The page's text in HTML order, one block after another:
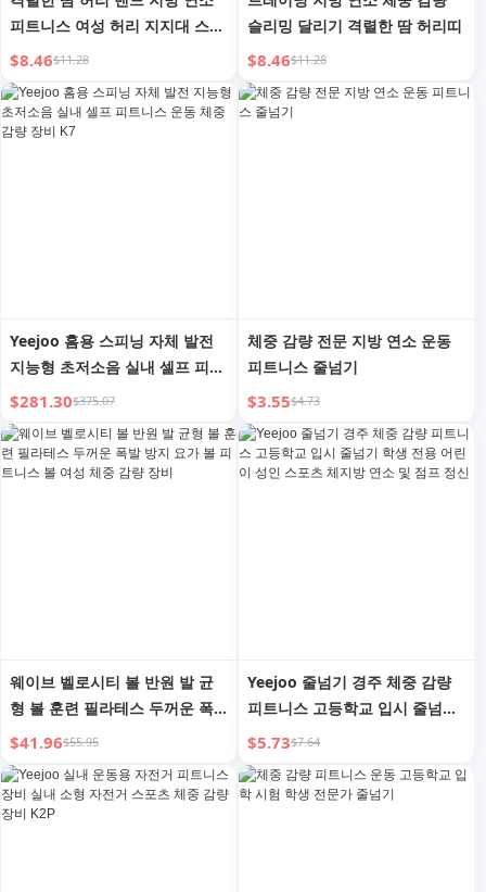
피트니스 여성 허리 지지대 스포
츠 훈련 복부 수축 체중 감량 특
별 스쿼트 날씬한 복부
$8.46$11.28
슬리밍 달리기 격렬한 땀 허리띠
$8.46$11.28
Yeejoo 홈용 스피닝 자체 발전
지능형 초저소음 실내 셀프 피트
니스 운동 체중 감량 장비 K7
$281.30$375.07
체중 감량 전문 지방 연소 운동
피트니스 줄넘기
$3.55$4.73
웨이브 벨로시티 볼 반원 발 균
형 볼 훈련 필라테스 두꺼운 폭
발 방지 요가 볼 피트니스 볼 여
성 체중 감량 장비
$41.96$55.95
Yeejoo 줄넘기 경주 체중 감량
피트니스 고등학교 입시 줄넘기
학생 전용 어린이 성인 스포츠
체지방 연소 및 점프 정신
$5.73$7.64